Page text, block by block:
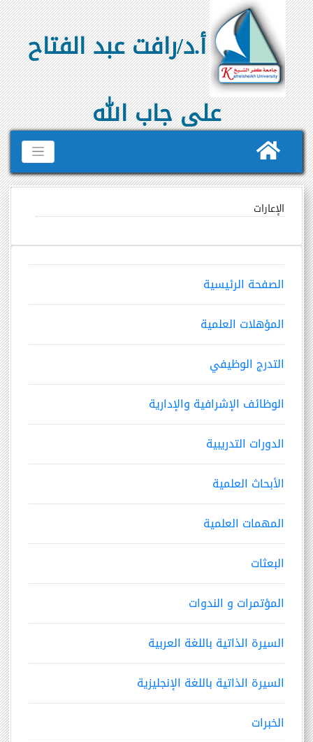
أ.د/رافت عبد الفتاح
على جاب الله
الصفحة الرئيسية
المؤهلات العلمية
التدرج الوظيفي
الوظائف الإشرافية والإدارية
الدورات التدريبية
الأبحاث العلمية
المهمات العلمية
البعثات
المؤتمرات و الندوات
السيرة الذاتية باللغة العربية
السيرة الذاتية باللغة الإنجليزية
الخبرات
الإعارات